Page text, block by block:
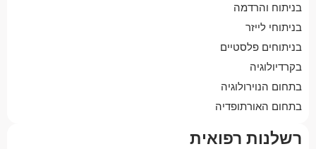
בניתוח והרדמה
בניתוחי לייזר
בניתוחים פלסטיים
בקרדיולוגיה
בתחום הנוירולוגיה
בתחום האורתופדיה
רשלנות רפואית